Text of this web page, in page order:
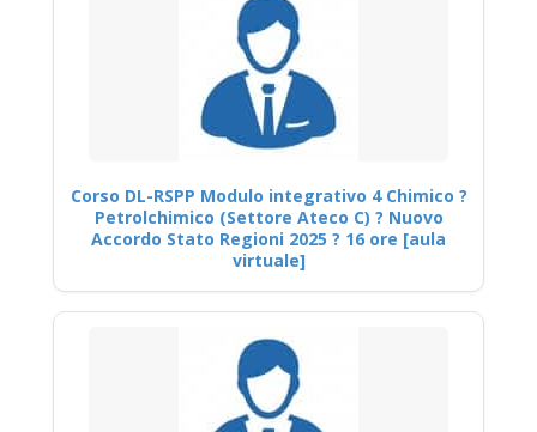
Corso DL-RSPP Modulo integrativo 4 Chimico ?
Petrolchimico (Settore Ateco C) ? Nuovo
Accordo Stato Regioni 2025 ? 16 ore [aula
virtuale]